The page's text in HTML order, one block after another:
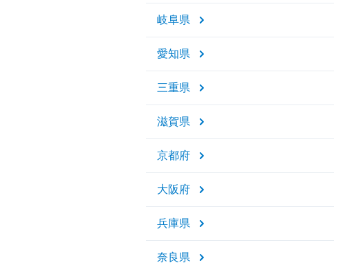
岐阜県
愛知県
三重県
滋賀県
京都府
大阪府
兵庫県
奈良県